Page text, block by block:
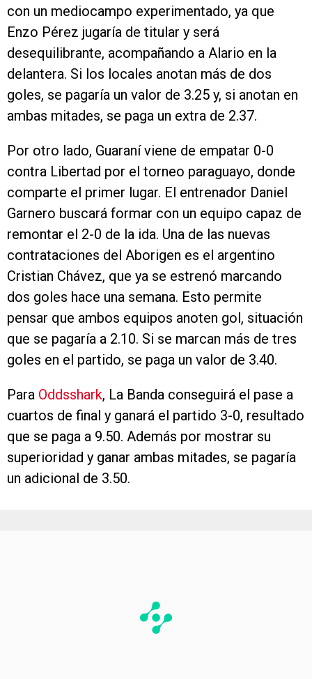
con un mediocampo experimentado, ya que
Enzo Pérez jugaría de titular y será
desequilibrante, acompañando a Alario en la
delantera. Si los locales anotan más de dos
goles, se pagaría un valor de 3.25 y, si anotan en
ambas mitades, se paga un extra de 2.37.
Por otro lado, Guaraní viene de empatar 0-0
contra Libertad por el torneo paraguayo, donde
comparte el primer lugar. El entrenador Daniel
Garnero buscará formar con un equipo capaz de
remontar el 2-0 de la ida. Una de las nuevas
contrataciones del Aborigen es el argentino
Cristian Chávez, que ya se estrenó marcando
dos goles hace una semana. Esto permite
pensar que ambos equipos anoten gol, situación
que se pagaría a 2.10. Si se marcan más de tres
goles en el partido, se paga un valor de 3.40.
Para Oddsshark, La Banda conseguirá el pase a
cuartos de final y ganará el partido 3-0, resultado
que se paga a 9.50. Además por mostrar su
superioridad y ganar ambas mitades, se pagaría
un adicional de 3.50.